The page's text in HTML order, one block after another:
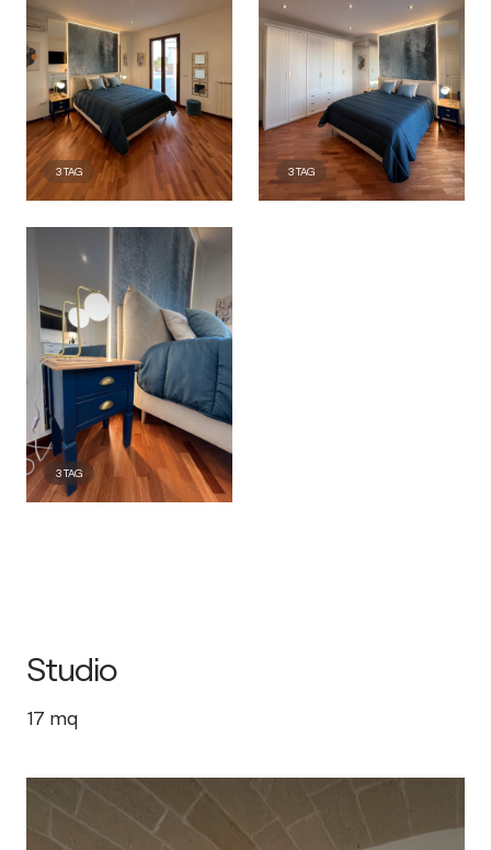
3TAG
3TAG
3TAG
Studio
17 mq